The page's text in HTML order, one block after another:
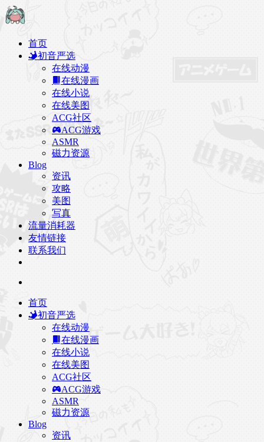
首页
初音严选
在线动漫
在线漫画
在线小说
在线美图
ACG社区
ACG游戏
ASMR
磁力资源
Blog
资讯
攻略
美图
写真
流量消耗器
友情链接
联系我们
首页
初音严选
在线动漫
在线漫画
在线小说
在线美图
ACG社区
ACG游戏
ASMR
磁力资源
Blog
资讯